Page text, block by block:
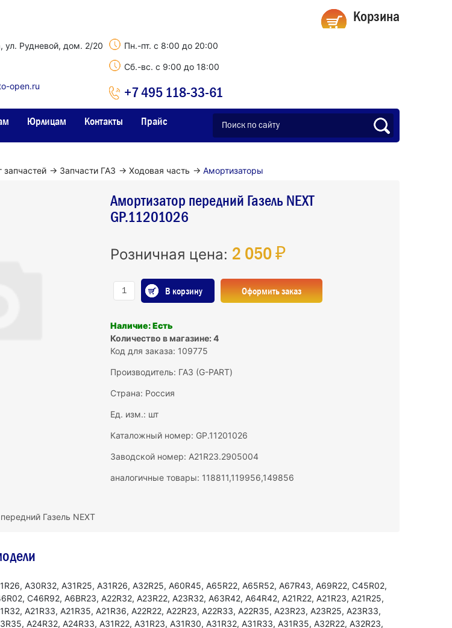
ул. Рудневой, дом. 2/20
open.ru
Пн.-пт. с 8:00 до 20:00
Сб.-вс. с 9:00 до 18:00
+7 495 118-33-61
Корзина
Юрлицам Контакты Прайс
запчастей → Запчасти ГАЗ → Ходовая часть → Амортизаторы
Амортизатор передний Газель NEXT
GP.11201026
Розничная цена: 2 050 ₽
В корзину Оформить заказ
Наличие: Есть
Количество в магазине: 4
Код для заказа: 109775
Производитель: ГАЗ (G-PART)
Страна: Россия
Ед. изм.: шт
Каталожный номер: GP.11201026
Заводской номер: A21R23.2905004
аналогичные товары: 118811,119956,149856
Газель NEXT
А30R32, А31R25, А31R26, А32R25, А60R45, А65R22, А65R52, А67R43, А69R22, С45R02,
С46R92, А6ВR23, А22R32, А23R22, А23R32, А63R42, А64R42, А21R22, А21R23, А21R25,
А21R33, А21R35, А21R36, А22R22, А22R23, А22R33, А22R35, А23R23, А23R25, А23R33,
А24R32, А24R33, А31R22, А31R23, А31R30, А31R32, А31R33, А31R35, А32R22, А32R23,